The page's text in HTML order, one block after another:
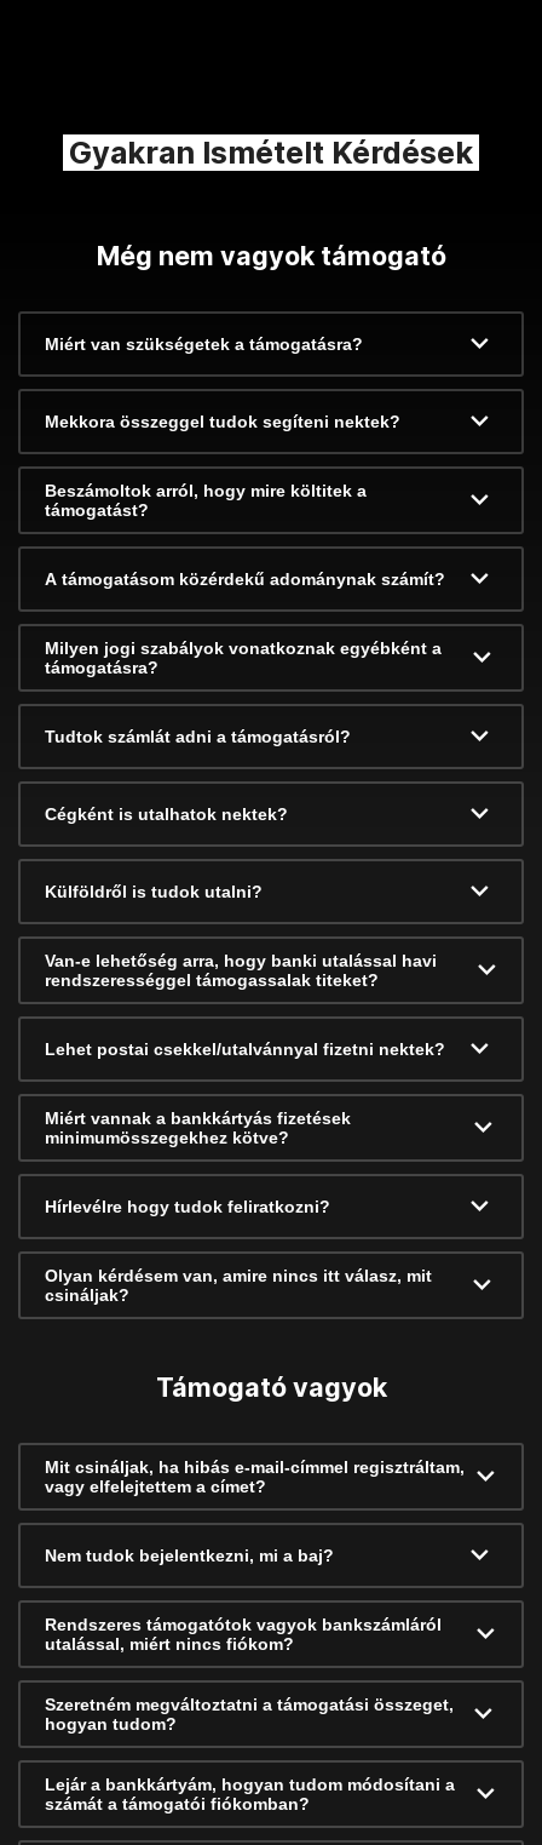
Gyakran Ismételt Kérdések
Még nem vagyok támogató
Miért van szükségetek a támogatásra?
Mekkora összeggel tudok segíteni nektek?
Beszámoltok arról, hogy mire költitek a
támogatást?
A támogatásom közérdekű adománynak számít?
Milyen jogi szabályok vonatkoznak egyébként a
támogatásra?
Tudtok számlát adni a támogatásról?
Cégként is utalhatok nektek?
Külföldről is tudok utalni?
Van-e lehetőség arra, hogy banki utalással havi
rendszerességgel támogassalak titeket?
Lehet postai csekkel/utalvánnyal fizetni nektek?
Miért vannak a bankkártyás fizetések
minimumösszegekhez kötve?
Hírlevélre hogy tudok feliratkozni?
Olyan kérdésem van, amire nincs itt válasz, mit
csináljak?
Támogató vagyok
Mit csináljak, ha hibás e-mail-címmel regisztráltam,
vagy elfelejtettem a címet?
Nem tudok bejelentkezni, mi a baj?
Rendszeres támogatótok vagyok bankszámláról
utalással, miért nincs fiókom?
Szeretném megváltoztatni a támogatási összeget,
hogyan tudom?
Lejár a bankkártyám, hogyan tudom módosítani a
számát a támogatói fiókomban?